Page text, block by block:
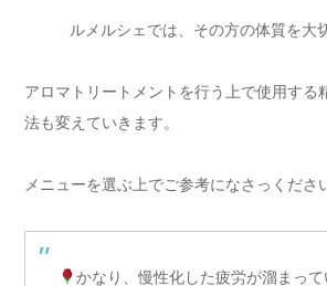
ルメルシェでは、その方の体質を大
アロマトリートメントを行う上で使用する
法も変えていきます。
メニューを選ぶ上でご参考になさっくださ
かなり、慢性化した疲労が溜まって